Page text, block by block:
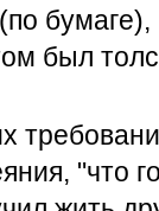
был
"что